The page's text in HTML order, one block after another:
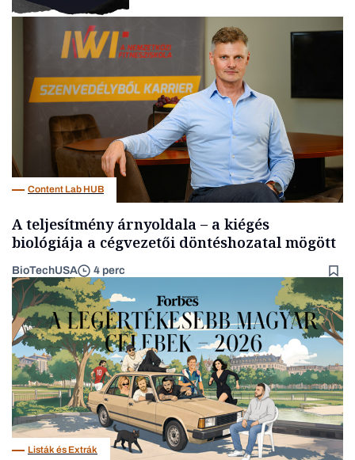
Podcast
Content Lab HUB
A teljesítmény árnyoldala – a kiégés
biológiája a cégvezetői döntéshozatal mögött
BioTechUSA 4 perc
Listák és Extrák